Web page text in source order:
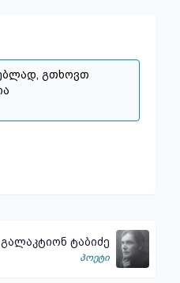
გალაკტიონ ტაბიძე
პოეტი